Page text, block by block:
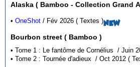
Alaska ( Bamboo - Collection
•OneShot / Fév 2026 ( Textes )NEW
Bourbon street ( Bamboo )
• Tome 2 :